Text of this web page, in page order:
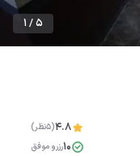
1 / 5
4.8(5نظر)
10رزرو موفق